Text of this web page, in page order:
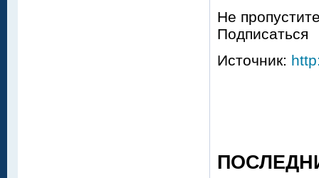
Не
Подписаться
Источник: